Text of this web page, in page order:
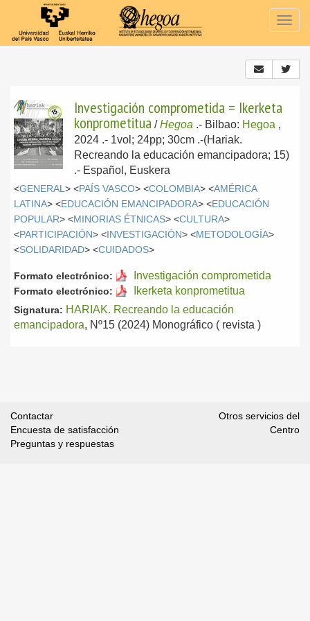
Investigación comprometida = Ikerketa
konprometitua /Hegoa .- Bilbao: Hegoa ,
2024 .- 1vol; 24pp; 30cm .-(Hariak.
Recreando la educación emancipadora; 15)
.- Español, Euskera
<GENERAL > <PAÍS VASCO> <COLOMBIA> <AMÉRICA
LATINA> <EDUCACIÓN EMANCIPADORA> <EDUCACIÓN
POPULAR> <MINORIAS ÉTNICAS> <CULTURA>
<PARTICIPACIÓN> <INVESTIGACIÓN> <METODOLOGÍA>
<SOLIDARIDAD> <CUIDADOS>
Formato electrónico: Investigación comprometida
Formato electrónico: Ikerketa konprometitua
Signatura: HARIAK. Recreando la educación
emancipadora, Nº15 (2024) Monográfico ( revista )
Contactar
Encuesta de satisfacción
Preguntas y respuestas
Otros servicios del
Centro